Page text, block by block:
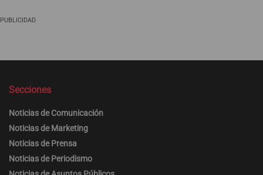
PUBLICIDAD
Secciones
Noticias de Comunicación
Noticias de Marketing
Noticias de Prensa
Noticias de Periodismo